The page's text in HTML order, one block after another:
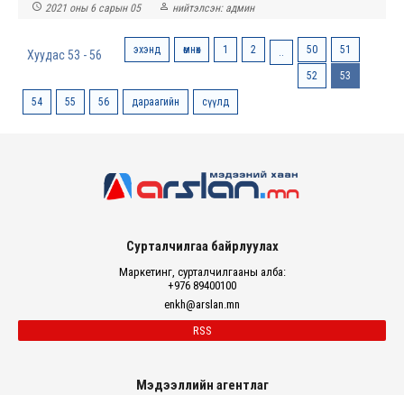
 2021 оны 6 сарын 05  нийтэлсэн: админ
Хуудас 53 - 56 эхэнд өмнөх 1 2 .. 50 51
52 53
54 55 56 дараагийн сүүлд
Сурталчилгаа байрлуулах
Маркетинг, сурталчилгааны алба:
+976 89400100
enkh@arslan.mn
RSS
Мэдээллийн агентлаг